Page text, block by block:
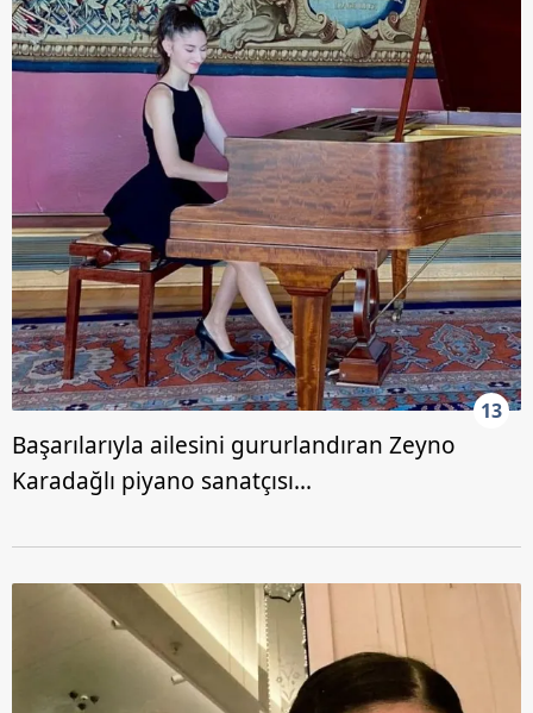
13
Başarılarıyla ailesini gururlandıran Zeyno
Karadağlı piyano sanatçısı...